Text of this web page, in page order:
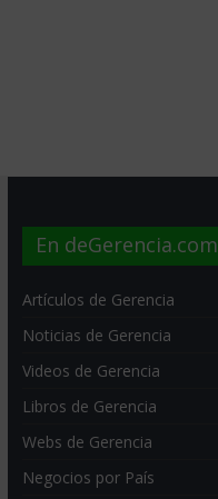
En deGerencia.com
Artículos de Gerencia
Noticias de Gerencia
Videos de Gerencia
Libros de Gerencia
Webs de Gerencia
Negocios por País